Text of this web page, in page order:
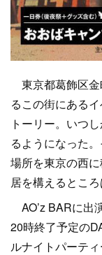
東京都葛飾区金
るこの街にある
トーリー。いつ
るようになった
場所を東京の西
居を構えるところ
AO’z BARに出
20時終了予定の
ルナイトパーテ